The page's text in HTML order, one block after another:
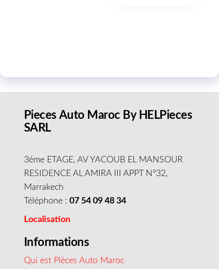
Pieces Auto Maroc By HELPieces
SARL
3éme ETAGE, AV YACOUB EL MANSOUR
RESIDENCE AL AMIRA III APPT N°32,
Marrakech
Téléphone : 07 54 09 48 34
Localisation
Informations
Qui est Pièces Auto Maroc